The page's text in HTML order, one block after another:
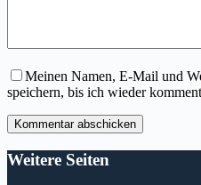
Meinen Namen, E-Mail und
speichern, bis ich wieder
Kommentar abschicken
Weitere Seiten